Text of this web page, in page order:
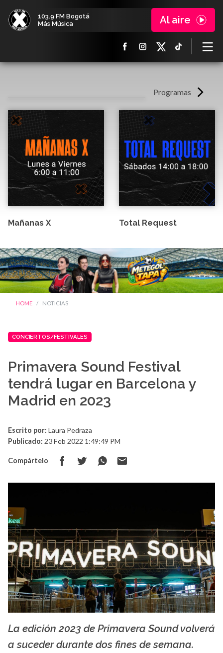
103.9 FM Bogotá
Más Música
Al aire
Programas
Mañanas X Total Request
HOME NOTICIAS
CONCIERTOS/FESTIVALES
Primavera Sound Festival
tendrá lugar en Barcelona y
Madrid en 2023
Escrito por: Laura Pedraza
Publicado: 23 Feb 2022 1:49:49 PM
Compártelo
La edición 2023 de Primavera Sound volverá
a suceder durante dos fines de semana.